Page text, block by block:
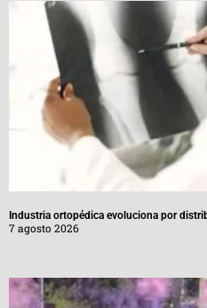
Industria ortopédica evoluciona por
7 agosto 2026